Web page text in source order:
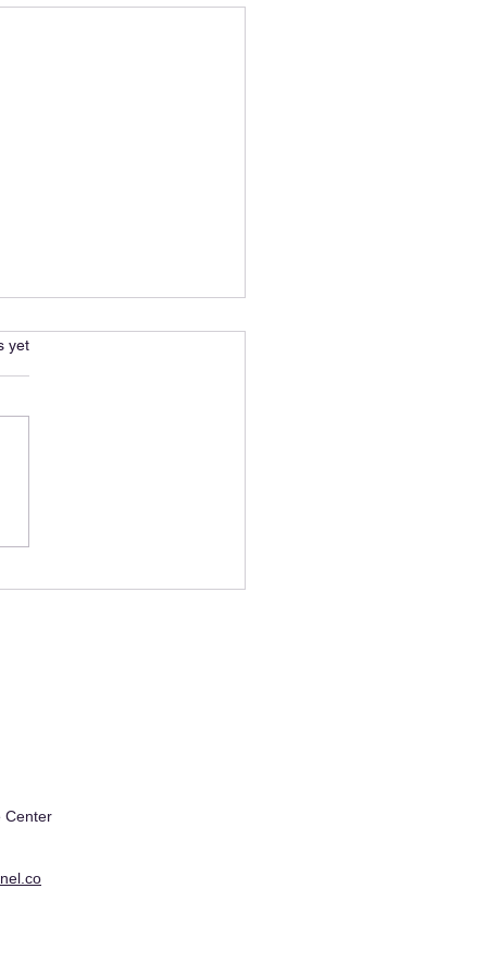
yet
Center